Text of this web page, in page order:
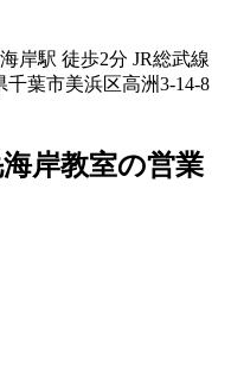
岸駅 徒歩2分 JR総武線
葉市美浜区高洲3-14-8
岸教室の営業